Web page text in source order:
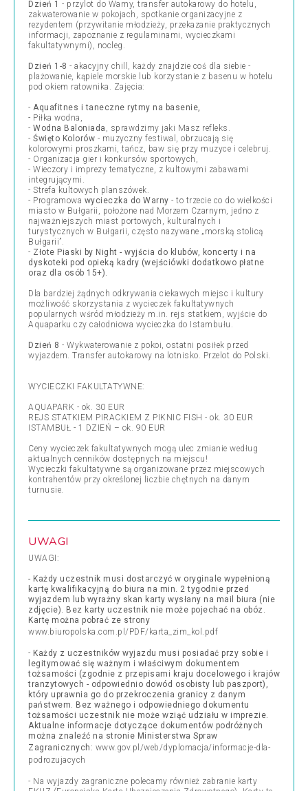
Dzień 1 - przylot do Warny, transfer autokarowy do hotelu,
zakwaterowanie w pokojach, spotkanie organizacyjne z
rezydentem (przywitanie młodzieży, przekazanie praktycznych
informacji, zapoznanie z regulaminami, wycieczkami
fakultatywnymi), nocleg.
Dzień 1-8 - akacyjny chill, każdy znajdzie coś dla siebie -
plażowanie, kąpiele morskie lub korzystanie z basenu w hotelu
pod okiem ratownika. Zajęcia:
- Aquafitnes i taneczne rytmy na basenie,
- Piłka wodna,
- Wodna Baloniada , sprawdzimy jaki Masz refleks.
- Święto Kolorów - muzyczny festiwal, obrzucają się
kolorowymi proszkami, tańcz, baw się przy muzyce i celebruj.
- Organizacja gier i konkursów sportowych,
- Wieczory i imprezy tematyczne, z kultowymi zabawami
integrującymi.
- Strefa kultowych planszówek.
- Programowa wycieczka do Warny - to trzecie co do wielkości
miasto w Bułgarii, położone nad Morzem Czarnym, jedno z
najważniejszych miast portowych, kulturalnych i
turystycznych w Bułgarii, często nazywane „morską stolicą
Bułgarii”.
- Złote Piaski by Night - wyjścia do klubów, koncerty i na
dyskoteki pod opieką kadry (wejściówki dodatkowo płatne
oraz dla osób 15+).
Dla bardziej żądnych odkrywania ciekawych miejsc i kultury
możliwość skorzystania z wycieczek fakultatywnych
popularnych wśród młodzieży m.in. rejs statkiem, wyjście do
Aquaparku czy całodniowa wycieczka do Istambułu.
Dzień 8 - Wykwaterowanie z pokoi, ostatni posiłek przed
wyjazdem. Transfer autokarowy na lotnisko. Przelot do Polski.
WYCIECZKI FAKULTATYWNE:
AQUAPARK - ok. 30 EUR
REJS STATKIEM PIRACKIEM Z PIKNIC FISH - ok. 30 EUR
ISTAMBUŁ - 1 DZIEŃ – ok. 90 EUR
Ceny wycieczek fakultatywnych mogą ulec zmianie według
aktualnych cenników dostępnych na miejscu!
Wycieczki fakultatywne są organizowane przez miejscowych
kontrahentów przy określonej liczbie chętnych na danym
turnusie.
UWAGI
UWAGI:
- Każdy uczestnik musi dostarczyć w oryginale wypełnioną
kartę kwalifikacyjną do biura na min. 2 tygodnie przed
wyjazdem lub wyrażny skan karty wysłany na mail biura (nie
zdjęcie). Bez karty uczestnik nie może pojechać na obóz.
Kartę można pobrać ze strony
www.biuropolska.com.pl/PDF/karta_zim_kol.pdf
- Każdy z uczestników wyjazdu musi posiadać przy sobie i
legitymować się ważnym i właściwym dokumentem
tożsamości (zgodnie z przepisami kraju docelowego i krajów
tranzytowych - odpowiednio dowód osobisty lub paszport),
który uprawnia go do przekroczenia granicy z danym
państwem. Bez ważnego i odpowiedniego dokumentu
tożsamości uczestnik nie może wziąć udziału w imprezie.
Aktualne informacje dotyczące dokumentów podróżnych
można znaleźć na stronie Ministerstwa Spraw
Zagranicznych: www.gov.pl/web/dyplomacja/informacje-dla-
podrozujacych
- Na wyjazdy zagraniczne polecamy również zabranie karty